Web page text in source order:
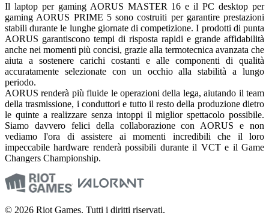
Il laptop per gaming AORUS MASTER 16 e il PC desktop per
gaming AORUS PRIME 5 sono costruiti per garantire prestazioni
stabili durante le lunghe giornate di competizione. I prodotti di punta
AORUS garantiscono tempi di risposta rapidi e grande affidabilità
anche nei momenti più concisi, grazie alla termotecnica avanzata che
aiuta a sostenere carichi costanti e alle componenti di qualità
accuratamente selezionate con un occhio alla stabilità a lungo
periodo.
AORUS renderà più fluide le operazioni della lega, aiutando il team
della trasmissione, i conduttori e tutto il resto della produzione dietro
le quinte a realizzare senza intoppi il miglior spettacolo possibile.
Siamo davvero felici della collaborazione con AORUS e non
vediamo l'ora di assistere ai momenti incredibili che il loro
impeccabile hardware renderà possibili durante il VCT e il Game
Changers Championship.
© 2026 Riot Games. Tutti i diritti riservati.